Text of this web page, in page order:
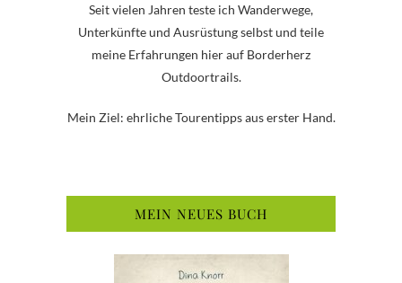
Seit vielen Jahren teste ich Wanderwege,
Unterkünfte und Ausrüstung selbst und teile
meine Erfahrungen hier auf Borderherz
Outdoortrails.
Mein Ziel: ehrliche Tourentipps aus erster Hand.
MEIN NEUES BUCH